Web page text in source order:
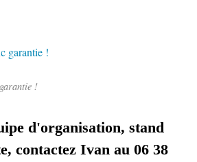
!
d'organisation, stand
contactez Ivan au 06 38